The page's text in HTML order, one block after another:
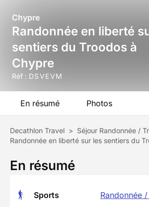
Chypre
Randonnée en liberté
sentiers du Troodos à
Chypre
Réf : DSVEVM
En résumé Photos
Decathlon Travel > Séjour Randonnée /
Randonnée en liberté sur les sentiers du
En résumé
Sports Randonnée